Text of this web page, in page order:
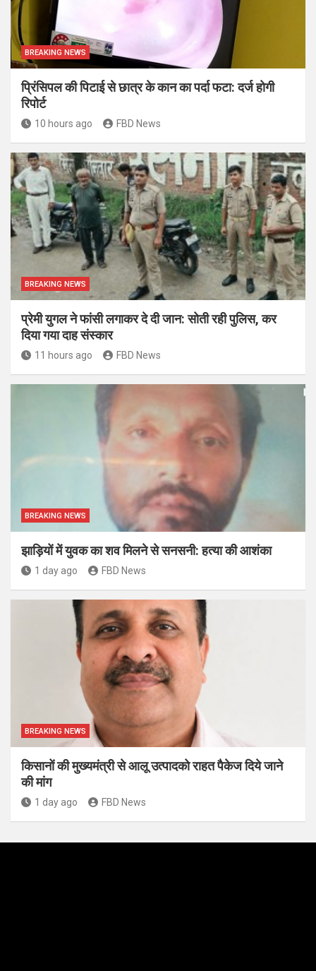
BREAKING NEWS
प्रिंसिपल की पिटाई से छात्र के कान का पर्दा फटा: दर्ज होगी
रिपोर्ट
10 hours ago FBD News
BREAKING NEWS
प्रेमी युगल ने फांसी लगाकर दे दी जान: सोती रही पुलिस, कर
दिया गया दाह संस्कार
11 hours ago FBD News
BREAKING NEWS
झाड़ियों में युवक का शव मिलने से सनसनी: हत्या की आशंका
1 day ago FBD News
BREAKING NEWS
किसानों की मुख्यमंत्री से आलू उत्पादको राहत पैकेज दिये जाने
की मांग
1 day ago FBD News